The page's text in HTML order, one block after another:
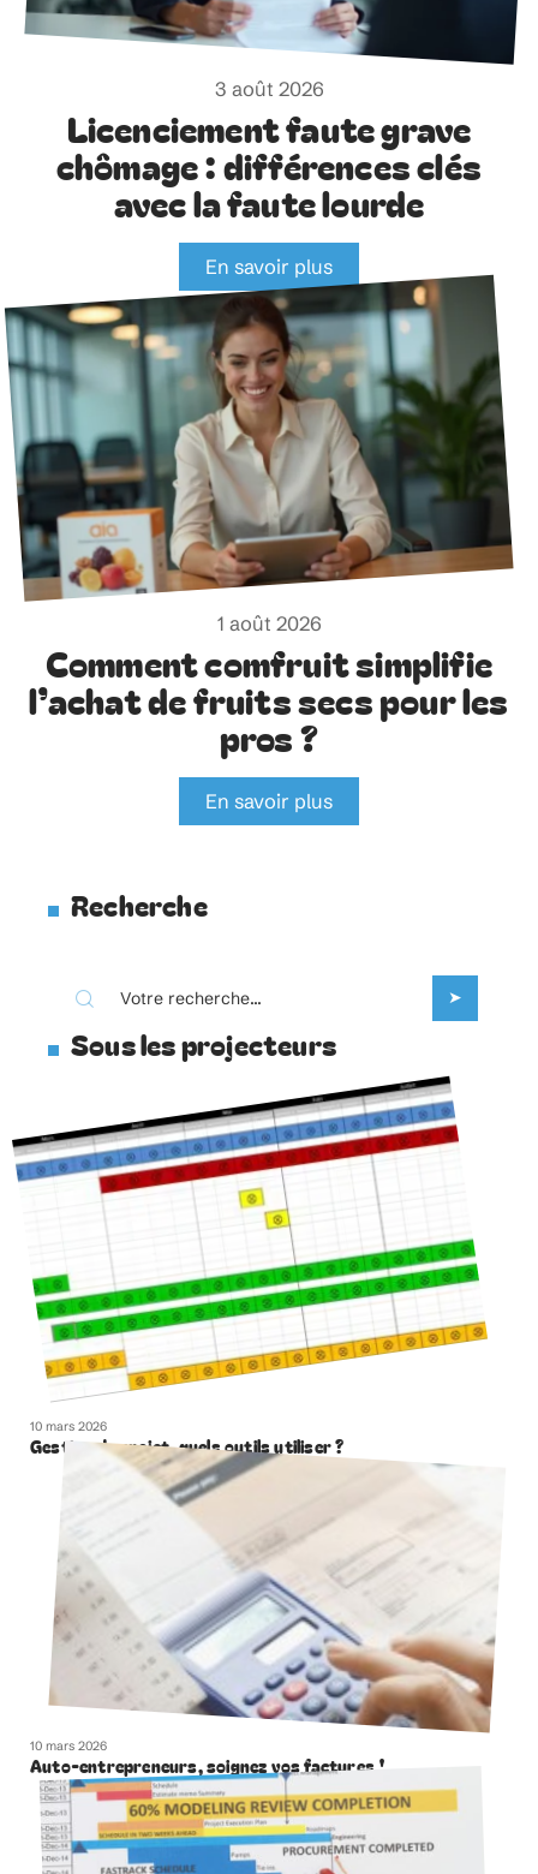
3 août 2026
Licenciement faute grave
chômage : différences clés
avec la faute lourde
En savoir plus
1 août 2026
Comment comfruit simplifie
l’achat de fruits secs pour les
pros ?
En savoir plus
Recherche
Sous les projecteurs
10 mars 2026
Gestion de projet, quels outils utiliser ?
10 mars 2026
Auto-entrepreneurs, soignez vos factures !